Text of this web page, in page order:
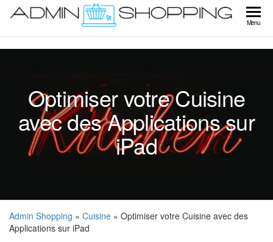
Menu
Optimiser votre Cuisine
avec des Applications sur
iPad
Admin Shopping » Cuisine » Optimiser votre Cuisine avec des
Applications sur iPad